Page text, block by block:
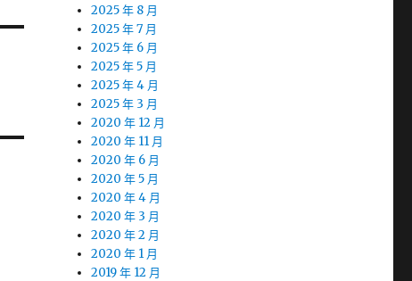
2025 年 8 月
2025 年 7 月
2025 年 6 月
2025 年 5 月
2025 年 4 月
2025 年 3 月
2020 年 12 月
2020 年 11 月
2020 年 6 月
2020 年 5 月
2020 年 4 月
2020 年 3 月
2020 年 2 月
2020 年 1 月
2019 年 12 月